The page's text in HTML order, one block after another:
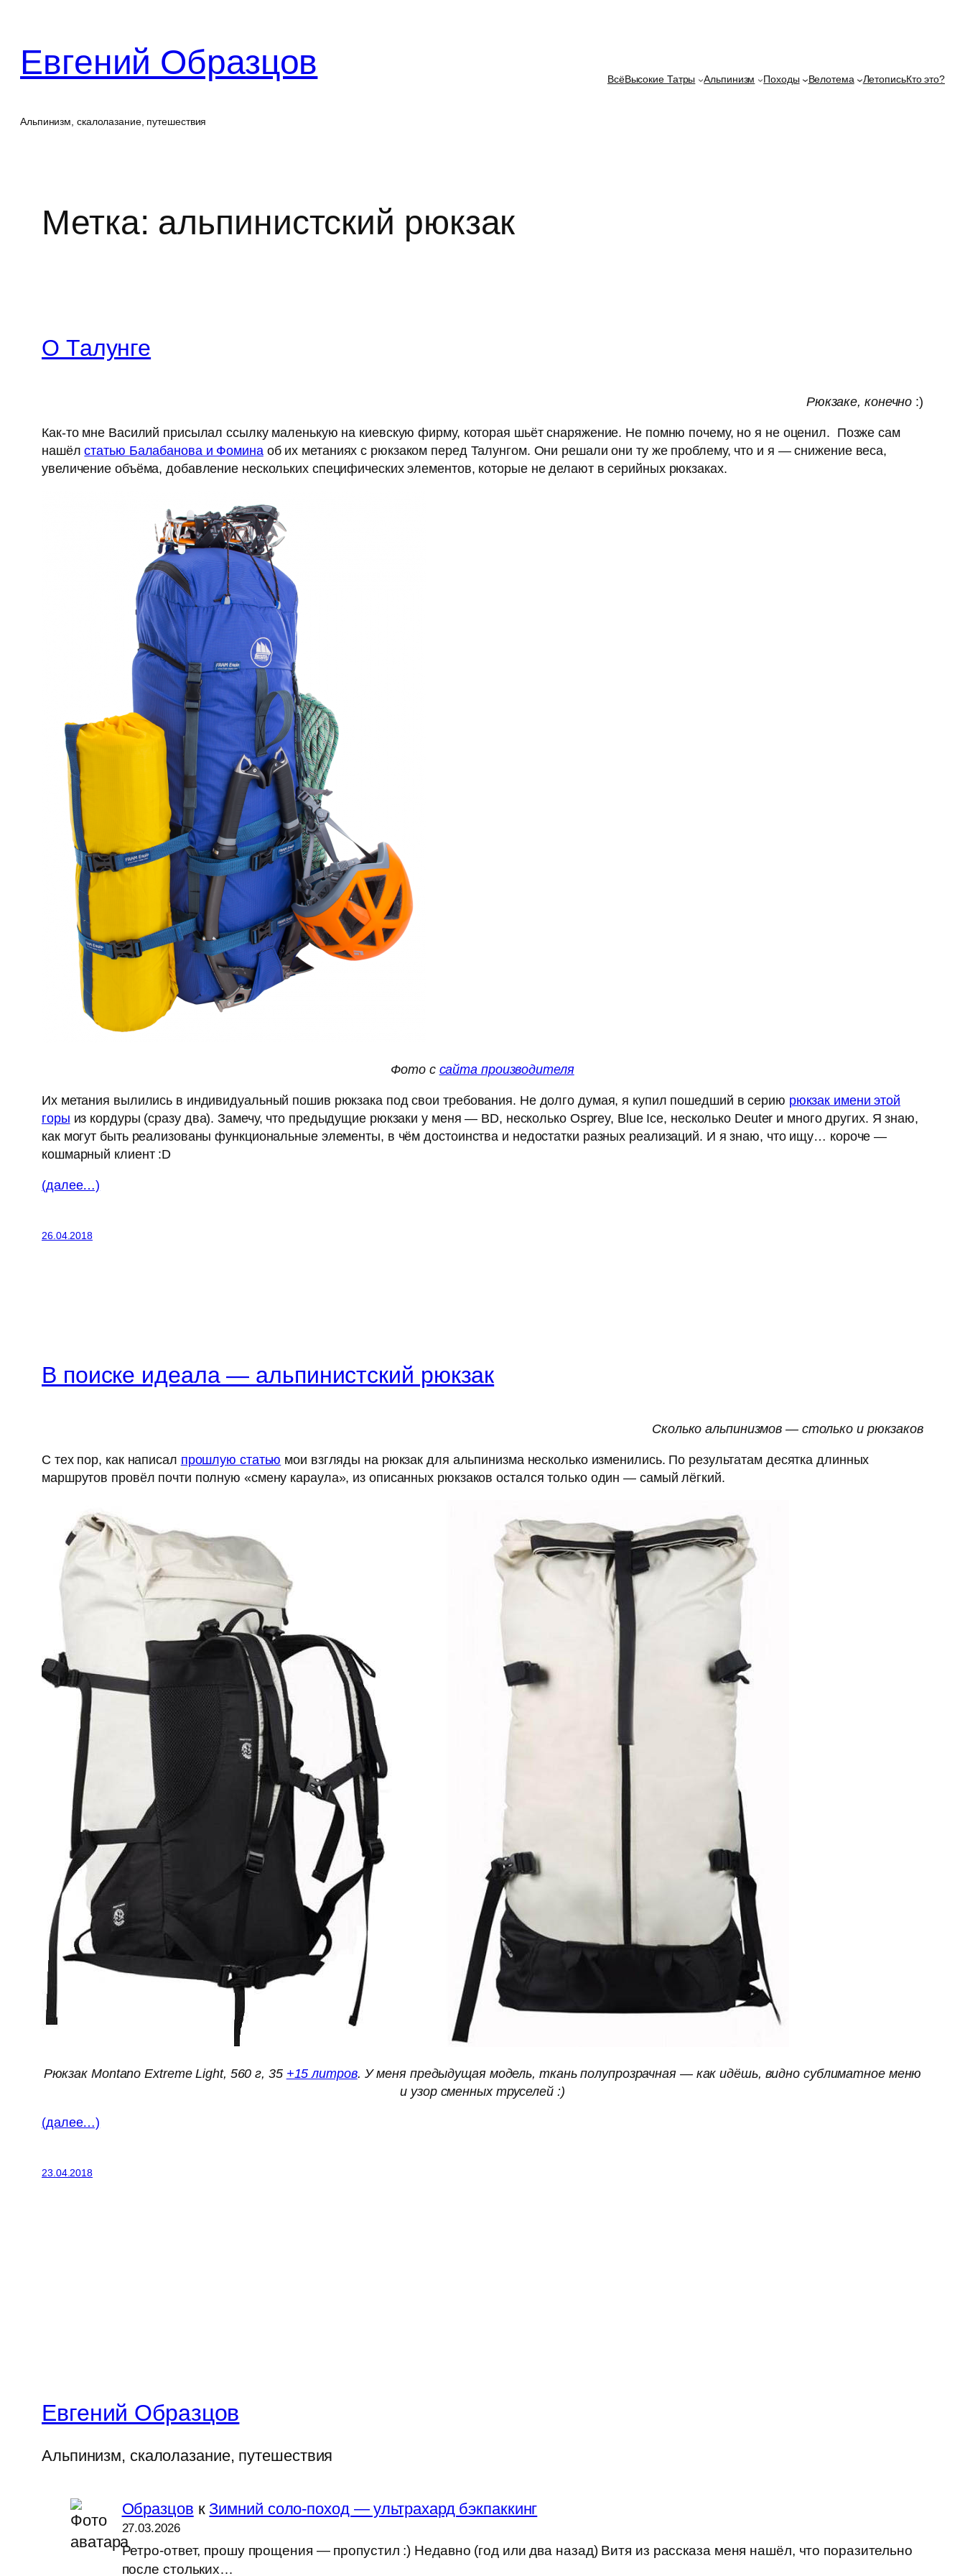
содержимому
Евгений Образцов
Альпинизм, скалолазание, путешествия
ВсёВысокие Татры Альпинизм Походы Велотема ЛетописьКто это?
Метка: альпинистский рюкзак
О Талунге
Рюкзаке, конечно :)
Как-то мне Василий присылал ссылку маленькую на киевскую фирму, которая шьёт снаряжение. Не помню почему, но я не оценил. Позже сам
нашёлстатью Балабанова и Фоминаоб их метаниях с рюкзаком перед Талунгом. Они решали они ту же проблему, что и я — снижение веса,
увеличение объёма, добавление нескольких специфических элементов, которые не делают в серийных рюкзаках.
Фото с сайта производителя
Их метания вылились в индивидуальный пошив рюкзака под свои требования. Не долго думая, я купил пошедший в серию рюкзак имени этой
горы из кордуры (сразу два). Замечу, что предыдущие рюкзаки у меня — BD, несколько Osprey, Blue Ice, несколько Deuter и много других. Я знаю,
как могут быть реализованы функциональные элементы, в чём достоинства и недостатки разных реализаций. И я знаю, что ищу… короче —
кошмарный клиент :D
(далее…)
26.04.2018
В поиске идеала — альпинистский рюкзак
Сколько альпинизмов — столько и рюкзаков
С тех пор, как написал прошлую статью мои взгляды на рюкзак для альпинизма несколько изменились. По результатам десятка длинных
маршрутов провёл почти полную «смену караула», из описанных рюкзаков остался только один — самый лёгкий.
Рюкзак Montano Extreme Light, 560 г, 35 +15 литров. У меня предыдущая модель, ткань полупрозрачная — как идёшь, видно сублиматное меню
и узор сменных труселей :)
(далее…)
23.04.2018
Евгений Образцов
Альпинизм, скалолазание, путешествия
Образцов к Зимний соло-поход — ультрахард бэкпаккинг
27.03.2026
Ретро-ответ, прошу прощения — пропустил :) Недавно (год или два назад) Витя из рассказа меня нашёл, что поразительно
после стольких…